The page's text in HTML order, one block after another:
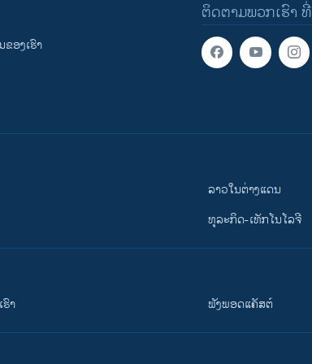
ຕິດຕາມພວກເຮົາ ທີ່
ອງເຮົາ
ລາວໃນຕ່າງແດນ
ທຸລະກິດ-ເທັກໂນໂລຈີ
າ ຟັງພອດແຄັສຕ໌